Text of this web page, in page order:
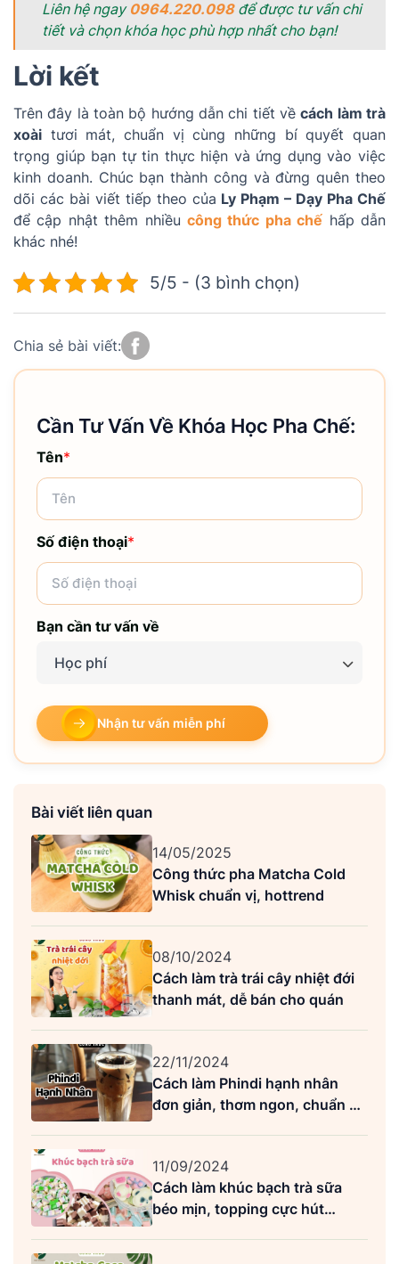
Liên hệ ngay 0964.220.098để được tư vấn chi
tiết và chọn khóa học phù hợp nhất cho bạn!
Lời kết
Trên đây là toàn bộ hướng dẫn chi tiết vềcách làm trà
xoài tươi mát, chuẩn vị cùng những bí quyết quan
trọng giúp bạn tự tin thực hiện và ứng dụng vào việc
kinh doanh. Chúc bạn thành công và đừng quên theo
dõi các bài viết tiếp theo của Ly Phạm – Dạy Pha Chế
để cập nhật thêm nhiều công thức pha chế hấp dẫn
khác nhé!
5/5 - (3 bình chọn)
Chia sẻ bài viết:
Cần Tư Vấn Về Khóa Học Pha Chế:
Tên*
Số điện thoại*
Bạn cần tư vấn về
Học phí
Nhận tư vấn miễn phí
Bài viết liên quan
14/05/2025
Công thức pha Matcha Cold
Whisk chuẩn vị, hottrend
08/10/2024
Cách làm trà trái cây nhiệt đới
thanh mát, dễ bán cho quán
22/11/2024
Cách làm Phindi hạnh nhân
đơn giản, thơm ngon, chuẩn vị
11/09/2024
Cách làm khúc bạch trà sữa
béo mịn, topping cực hút